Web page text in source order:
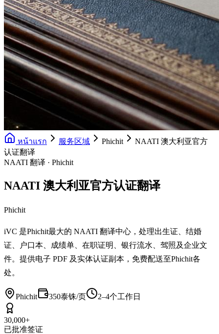
หน้าแรก 服务区域 Phichit
NAATI 澳大利亚官方
认证翻译
NAATI 翻译 · Phichit
NAATI 澳大利亚官方认证翻译
Phichit
iVC 是Phichit最大的 NAATI 翻译中心，处理出生证、结婚
证、户口本、成绩单、在职证明、银行流水、驾照及企业文
件。提供电子 PDF 及实体认证副本，免费配送至Phichit各
处。
Phichit 350泰铢/页 2–4个工作日
30,000+
已批准签证